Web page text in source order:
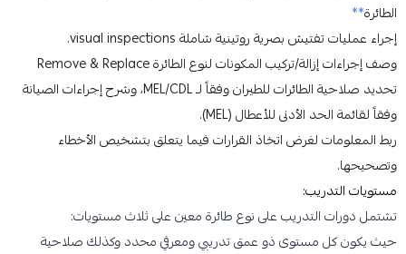
الطائرة**
إجراء عمليات تفتيش بصرية روتينية شاملة visual inspections.
وصف إجراءات إزالة/تركيب المكونات لنوع الطائرة Remove & Replace
تحديد صلاحية الطائرات للطيران وفقاً لـ MEL/CDL، وشرح إجراءات الصيانة
وفقاً لقائمة الحد الأدنى للأعطال (MEL).
ربط المعلومات لغرض اتخاذ القرارات فيما يتعلق بتشخيص الأخطاء
وتصحيحها.
مستويات التدريب:
تشتمل دورات التدريب على نوع طائرة معين على ثلاث مستويات:
حيث يكون كل مستوى ذو عمق تدريبي ومعرفي محدد وكذلك صلاحية